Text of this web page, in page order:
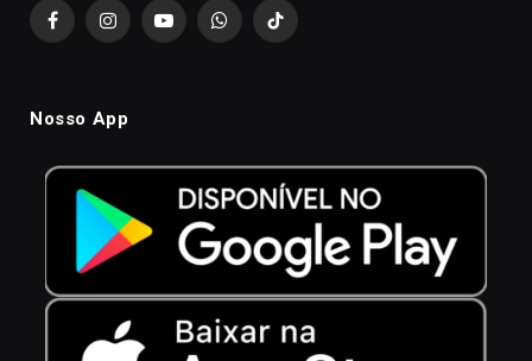
FacebookInstagramYouTubeWhatsAppTikTok
Nosso App